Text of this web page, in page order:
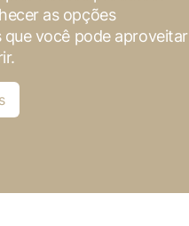
as opções
que você pode aproveitar